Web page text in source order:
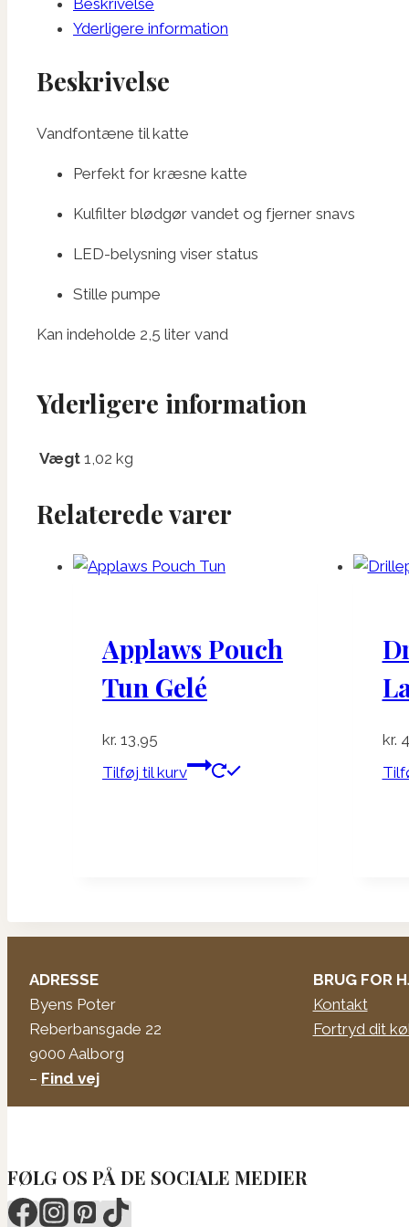
antal Yderligere information
Beskrivelse
Vandfontæne til katte
Perfekt for kræsne katte
Kulfilter blødgør vandet og fjerner snavs
LED-belysning viser status
Stille pumpe
Kan indeholde 2,5 liter vand
Yderligere information
Vægt 1,02 kg
Relaterede varer
Applaws Pouch
Tun Gelé
kr. 13,95
Tilføj til kurv
kr.
ADRESSE
Byens Poter
Reberbansgade 22
9000 Aalborg
– Find vej
BRUG FOR
Kontakt
Fortryd dit
FØLG OS PÅ DE SOCIALE MEDIER